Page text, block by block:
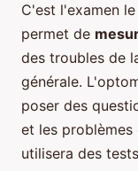
C'est l'examen
permet de
des troubles de
générale.
poser des
et les problèmes
utilisera des